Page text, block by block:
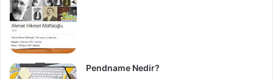
Pendname Nedir?